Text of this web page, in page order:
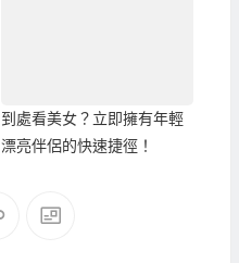
到處看美女？立即擁有年輕
漂亮伴侶的快速捷徑！